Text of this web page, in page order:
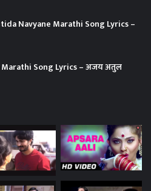
Navyane Marathi Song Lyrics –
Marathi Song Lyrics – अजय अतुल